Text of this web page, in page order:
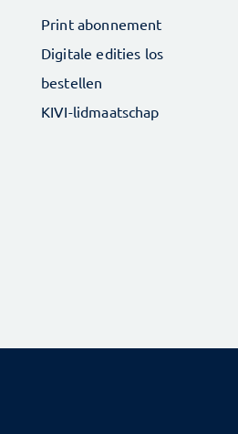
Print abonnement
Digitale edities los
bestellen
KIVI-lidmaatschap